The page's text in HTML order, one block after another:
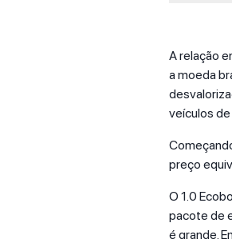
A relação
a moeda
veículos
preço
O 1.0
pacote de
é grande.